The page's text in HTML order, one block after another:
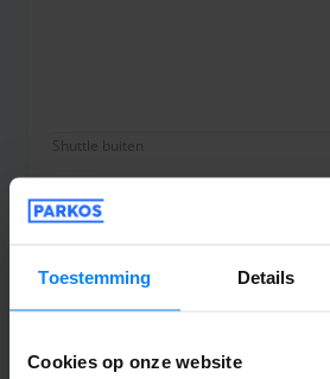
Toestemming Details
Cookies op onze website
De luchthaventaks is inbegrepen in
Let op: Het overhandigen van de
Bij een late terugkeer kan de toeslag
Het opladen van elektrische
€ in rekening.
Shuttle buiten
Geparkeerd van 14-07-2026 tot 21-07-